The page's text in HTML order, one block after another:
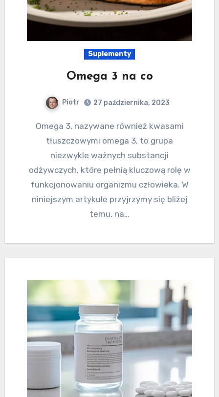
Suplementy
Omega 3 na co
Piotr 27 października, 2023
Omega 3, nazywane również kwasami
tłuszczowymi omega 3, to grupa
niezwykle ważnych substancji
odżywczych, które pełnią kluczową rolę w
funkcjonowaniu organizmu człowieka. W
niniejszym artykule przyjrzymy się bliżej
temu, na…